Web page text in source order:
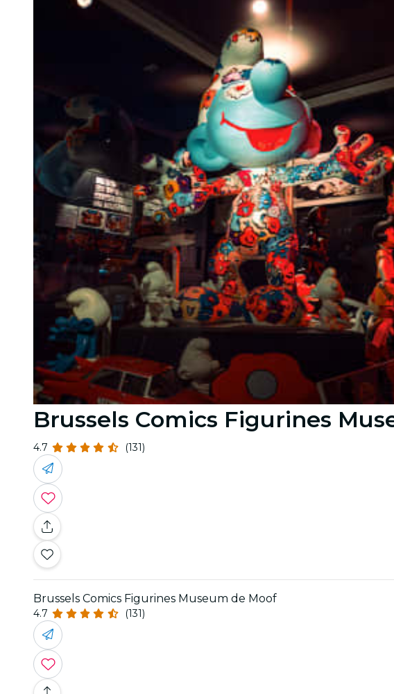
Brussels Comics Figurines
4.7 (131)
Brussels Comics Figurines Museum de Moof
4.7 (131)